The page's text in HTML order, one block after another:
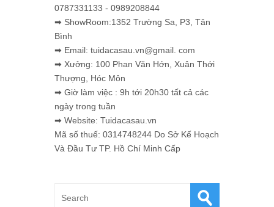
0787331133 - 0989208844
➡ ShowRoom:1352 Trường Sa, P3, Tân
Bình
➡ Email: tuidacasau.vn@gmail. com
➡ Xưởng: 100 Phan Văn Hớn, Xuân Thới
Thượng, Hóc Môn
➡ Giờ làm việc : 9h tới 20h30 tất cả các
ngày trong tuần
➡ Website: Tuidacasau.vn
Mã số thuế: 0314748244 Do Sở Kế Hoạch
Và Đầu Tư TP. Hồ Chí Minh Cấp